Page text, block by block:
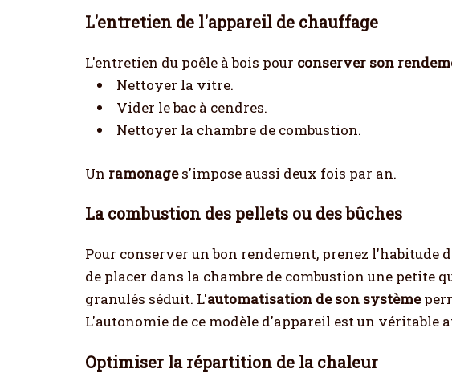
L'entretien de l'appareil de chauffage
L'entretien du poêle à bois pour conserver son
Nettoyer la vitre.
Vider le bac à cendres.
Nettoyer la chambre de combustion.
Un ramonages'impose aussi deux fois par an.
La combustion des pellets ou des bûches
Pour conserver un bon rendement, prenez l'habitude
de placer dans la chambre de combustion une petite
granulés séduit. L'automatisation de son système
L'autonomie de ce modèle d'appareil est un véritable
Optimiser la répartition de la chaleur